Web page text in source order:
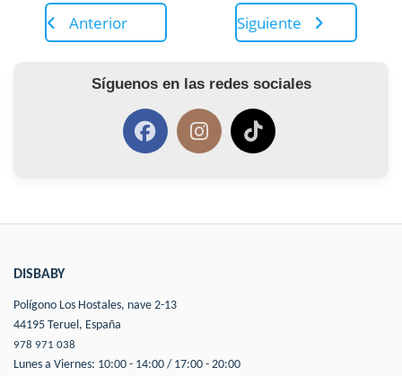
Anterior Siguiente
Síguenos en las redes sociales
DISBABY
Polígono Los Hostales, nave 2-13
44195 Teruel, España
978 971 038
Lunes a Viernes: 10:00 - 14:00 / 17:00 - 20:00